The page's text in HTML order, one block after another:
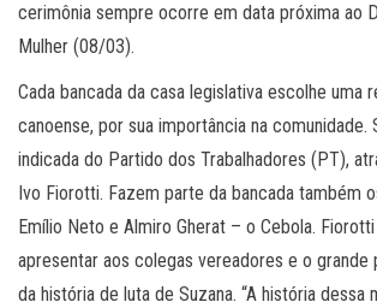
cerimônia sempre ocorre em data próxima ao
Mulher (08/03).
Cada bancada da casa legislativa escolhe uma
canoense, por sua importância na comunidade.
indicada do Partido dos Trabalhadores (PT),
Ivo Fiorotti. Fazem parte da bancada também
Emílio Neto e Almiro Gherat – o Cebola.
apresentar aos colegas vereadores e o grande
da história de luta de Suzana. “A história dessa